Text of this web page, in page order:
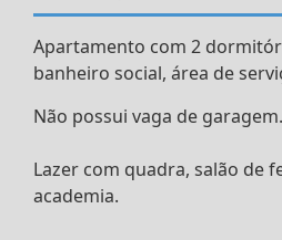
Apartamento com 2
banheiro social, área de
Não possui vaga de garagem.
Lazer com quadra, salão de
academia.